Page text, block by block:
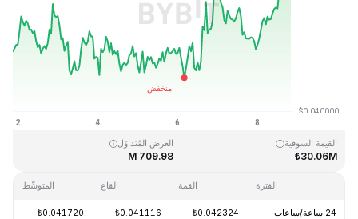
القمَّة التاريخية
القيمة السوقية
₺30.06M
العرض المُتداوَل
709.98 M
الفترة القمة القاع المتوسِّط
24 ساعة/ساعات ₺0.042324
₺0.041116
₺0.041720